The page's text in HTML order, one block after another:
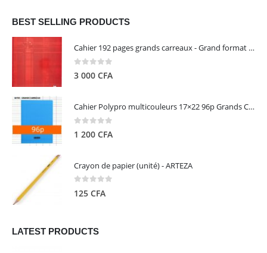
était :
000 CFA.
000 CFA.
BEST SELLING PRODUCTS
Cahier 192 pages grands carreaux - Grand format - Brochure dos toilé - 24x32 cm - Papier blanc 90 g - Couverture carte pelliculée couleur aléatoire - Clairefontaine
3 000 CFA
Cahier Polypro multicouleurs 17×22 96p Grands Carreaux Séyès 90g - CALLIGRAPHE
1 200 CFA
Crayon de papier (unité) - ARTEZA
125 CFA
LATEST PRODUCTS